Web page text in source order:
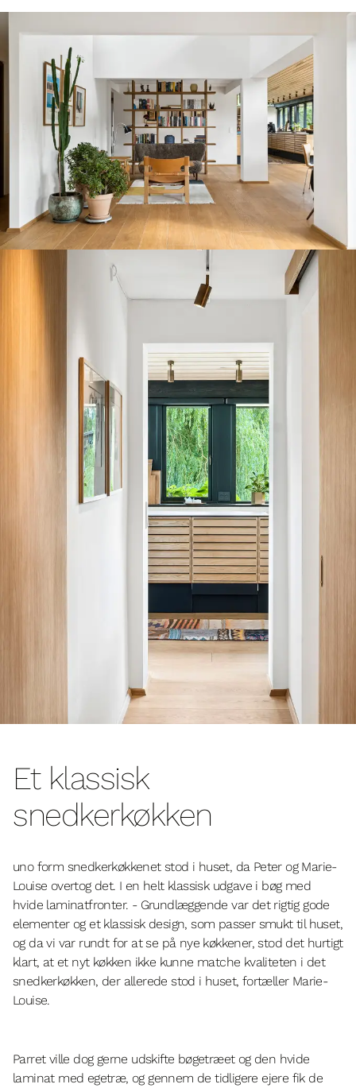
Et klassisk
snedkerkøkken
uno form snedkerkøkkenet stod i huset, da Peter og Marie-
Louise overtog det. I en helt klassisk udgave i bøg med
hvide laminatfronter. - Grundlæggende var det rigtig gode
elementer og et klassisk design, som passer smukt til huset,
og da vi var rundt for at se på nye køkkener, stod det hurtigt
klart, at et nyt køkken ikke kunne matche kvaliteten i det
snedkerkøkken, der allerede stod i huset, fortæller Marie-
Louise.
Parret ville dog gerne udskifte bøgetræet og den hvide
laminat med egetræ, og gennem de tidligere ejere fik de